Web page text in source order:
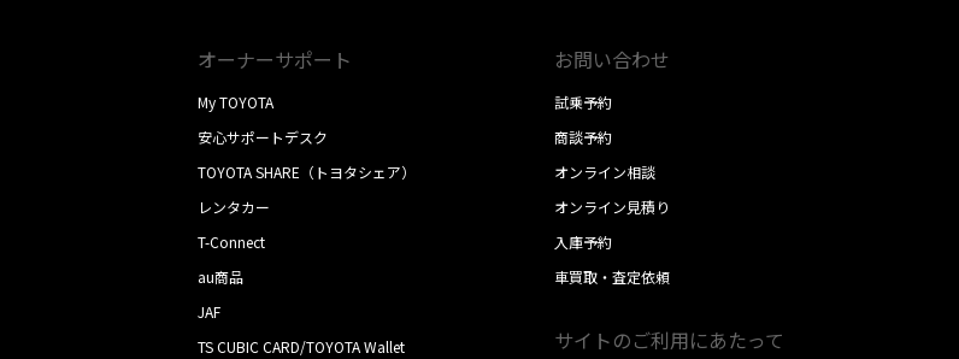
オーナーサポート
My TOYOTA
安心サポートデスク
TOYOTA SHARE（トヨタシェア）
レンタカー
T-Connect
au商品
JAF
TS CUBIC CARD/TOYOTA Wallet
お問い合わせ
試乗予約
商談予約
オンライン相談
オンライン見積り
入庫予約
車買取・査定依頼
サイトのご利用にあたって